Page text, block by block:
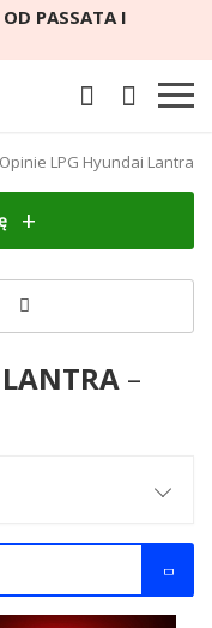
OD PASSATA I
Opinie LPG Hyundai Lantra
–